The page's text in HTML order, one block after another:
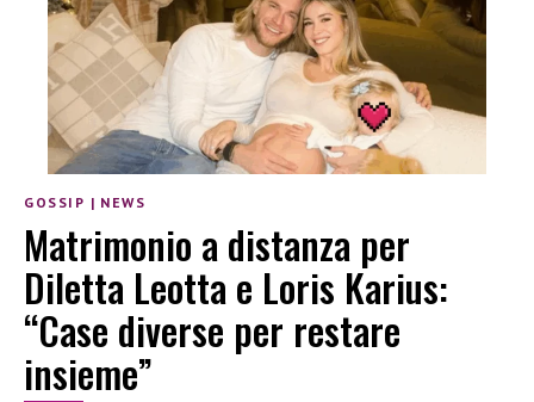
GOSSIP | NEWS
Matrimonio a distanza per
Diletta Leotta e Loris Karius:
“Case diverse per restare
insieme”